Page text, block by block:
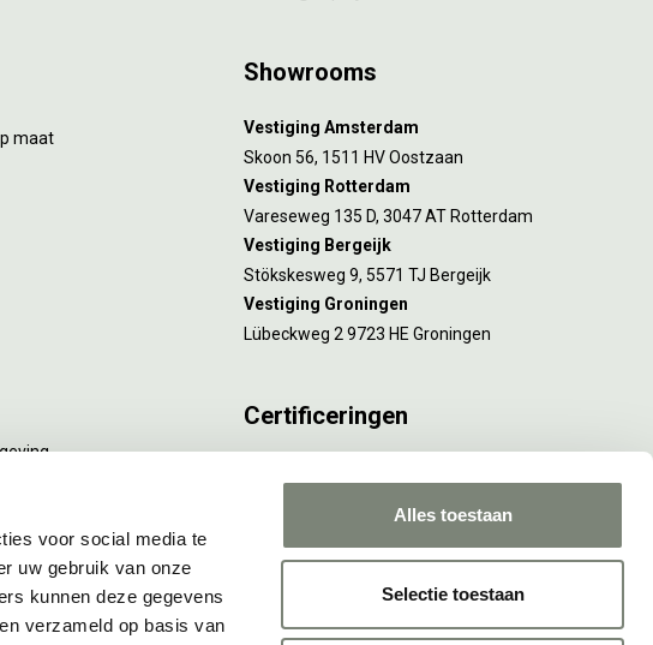
voor social media te
uw gebruik van onze
kunnen deze gegevens
verzameld op basis van
Alles toestaan
Selectie toestaan
maat
Showrooms
Vestiging Amsterdam
Skoon 56, 1511 HV Oostzaan
Vestiging Rotterdam
Vareseweg 135 D, 3047 AT Rotterdam
Vestiging Bergeijk
Stökskesweg 9, 5571 TJ Bergeijk
Vestiging Groningen
Lübeckweg 2 9723 HE Groningen
Certificeringen
Rotterdam en Culemborg.